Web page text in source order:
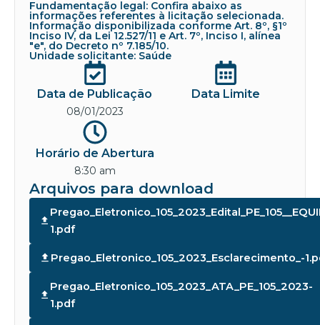
Fundamentação legal: Confira abaixo as
informações referentes à licitação selecionada.
Informação disponibilizada conforme Art. 8º, §1º
Inciso IV, da Lei 12.527/11 e Art. 7º, Inciso I, alínea
"e", do Decreto nº 7.185/10.
Unidade solicitante: Saúde
Data de Publicação
08/01/2023
Data Limite
Horário de Abertura
8:30 am
Arquivos para download
1.pdf
Pregao_Eletronico_105_2023_Esclarecimento_-
Pregao_Eletronico_105_2023_ATA_PE_105_2023-
1.pdf